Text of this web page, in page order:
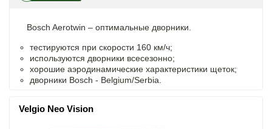
Bosch Aerotwin – оптимальные дворники.
тестируются при скорости 160 км/ч;
используются дворники всесезонно;
хорошие аэродинамические характеристики щеток;
дворники Bosch - Belgium/Serbia.
Velgio Neo Vision